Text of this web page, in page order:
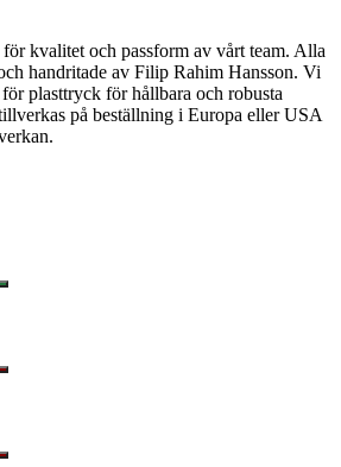
kvalitet och passform av vårt team. Alla
handritade av Filip Rahim Hansson. Vi
plasttryck för hållbara och robusta
på beställning i Europa eller USA